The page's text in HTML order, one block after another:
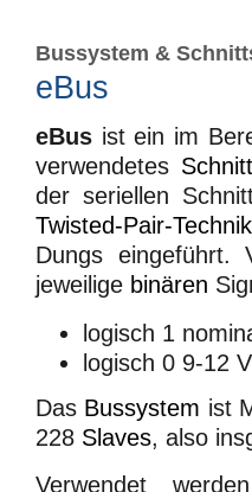
Bussystem &
eBus
eBus ist ein im
verwendetes
der seriellen
Twisted-Pair-Technik
Dungs eingeführt.
jeweilige binären
logisch 1
logisch 0 9-12 V
Das Bussystem ist
228 Slaves, also
Verwendet